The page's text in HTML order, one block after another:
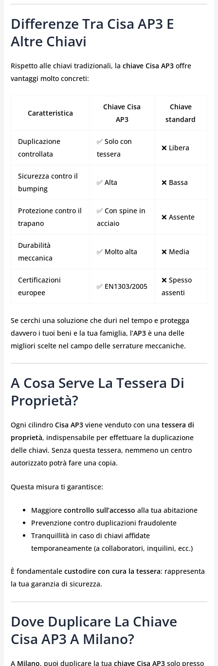
Differenze Tra Cisa AP3 E
Altre Chiavi
Rispetto alle chiavi tradizionali, la chiave Cisa AP3offre
vantaggi molto concreti:
Caratteristica
Chiave Cisa
AP3
Chiave
standard
Duplicazione
controllata
✅ Solo con
tessera
❌ Libera
Sicurezza contro il
bumping
✅ Alta ❌ Bassa
Protezione contro il
trapano
✅ Con spine in
acciaio
❌ Assente
Durabilità
meccanica
✅ Molto alta ❌ Media
Certificazioni
europee
✅ EN1303/2005
❌ Spesso
assenti
Se cerchi una soluzione che duri nel tempo e protegga
davvero i tuoi beni e la tua famiglia, l’AP3è una delle
migliori scelte nel campo delle serrature meccaniche.
A Cosa Serve La Tessera Di
Proprietà?
Ogni cilindro Cisa AP3viene venduto con una tessera di
proprietà, indispensabile per effettuare la duplicazione
delle chiavi. Senza questa tessera, nemmeno un centro
autorizzato potrà fare una copia.
Questa misura ti garantisce:
Maggiore controllo sull’accesso alla tua abitazione
Prevenzione contro duplicazioni fraudolente
Tranquillità in caso di chiavi affidate
temporaneamente (a collaboratori, inquilini, ecc.)
È fondamentale custodire con cura la tessera: rappresenta
la tua garanzia di sicurezza.
Dove Duplicare La Chiave
Cisa AP3 A Milano?
A Milano, puoi duplicare la tua chiave Cisa AP3solo presso